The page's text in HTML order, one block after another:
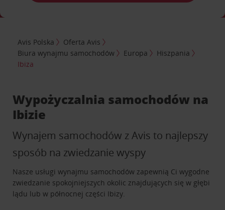
Avis Polska
Oferta Avis
Biura wynajmu samochodów
Europa
Hiszpania
Ibiza
Wypożyczalnia samochodów na
Ibizie
Wynajem samochodów z Avis to najlepszy
sposób na zwiedzanie wyspy
Nasze usługi wynajmu samochodów zapewnią Ci wygodne
zwiedzanie spokojniejszych okolic znajdujących się w głębi
lądu lub w północnej części Ibizy.